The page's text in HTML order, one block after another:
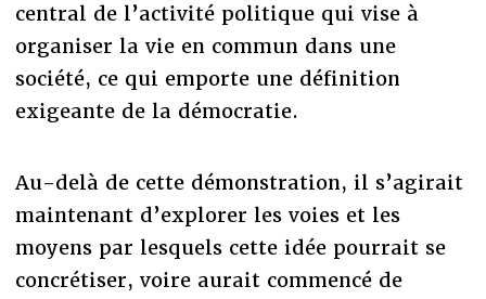
central de l’activité politique qui vise à
organiser la vie en commun dans une
société, ce qui emporte une définition
exigeante de la démocratie.
Au-delà de cette démonstration, il s’agirait
maintenant d’explorer les voies et les
moyens par lesquels cette idée pourrait se
concrétiser, voire aurait commencé de